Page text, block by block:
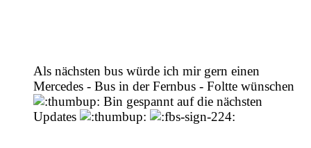
Als nächsten bus würde ich mir gern einen
Mercedes - Bus in der Fernbus - Foltte wünschen
Bin gespannt auf die nächsten
Updates